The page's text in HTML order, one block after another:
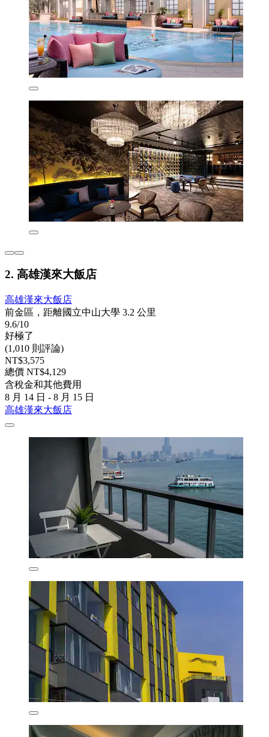
2. 高雄漢來大飯店
高雄漢來大飯店
前金區，距離國立中山大學 3.2 公里
9.6/10
好極了
(1,010 則評論)
NT$3,575
總價 NT$4,129
含稅金和其他費用
8 月 14 日 - 8 月 15 日
高雄漢來大飯店